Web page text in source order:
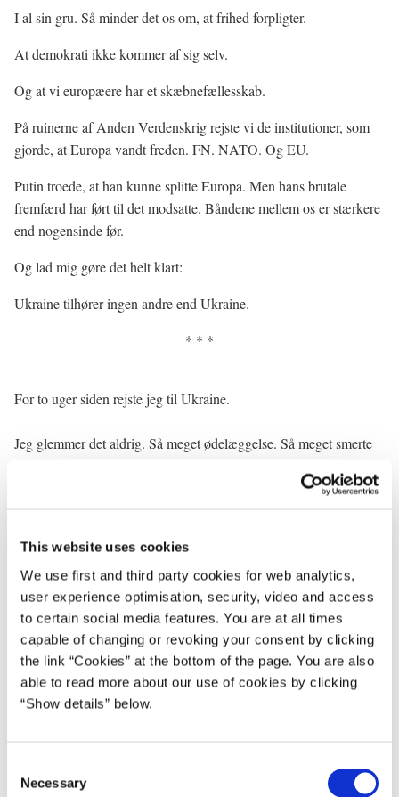
This website uses cookies
We use first and third party cookies for web analytics,
user experience optimisation, security, video and access
to certain social media features. You are at all times
capable of changing or revoking your consent by clicking
the link “Cookies” at the bottom of the page. You are also
able to read more about our use of cookies by clicking
“Show details” below.
Necessary
I al sin gru. Så minder det os om, at frihed forpligter.
At demokrati ikke kommer af sig selv.
Og at vi europæere har et skæbnefællesskab.
På ruinerne af Anden Verdenskrig rejste vi de institutioner, som
gjorde, at Europa vandt freden. FN. NATO. Og EU.
Putin troede, at han kunne splitte Europa. Men hans brutale
fremfærd har ført til det modsatte. Båndene mellem os er stærkere
end nogensinde før.
Og lad mig gøre det helt klart:
Ukraine tilhører ingen andre end Ukraine.
* * *
For to uger siden rejste jeg til Ukraine.
Jeg glemmer det aldrig. Så meget ødelæggelse. Så meget smerte
mennesker.
Grusomme voldtægter. Brutale mord.
Kvinder. Mænd. Unge. Gamle. Små børn.
Det vil jeg aldrig glemme. Det vil vi aldrig glemme. Det må
verden aldrig glemme.